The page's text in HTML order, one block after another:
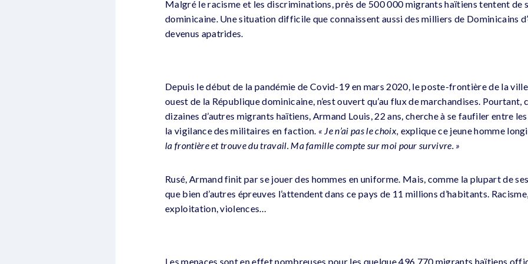
Malgré le racisme et les discriminations, près de 500 000 migrants haïtiens tentent de
dominicaine. Une situation difficile que connaissent aussi des milliers de Dominicains
devenus apatrides.
Depuis le début de la pandémie de Covid-19 en mars 2020, le poste-frontière de la
ouest de la République dominicaine, n’est ouvert qu’au flux de marchandises. Pourtant,
dizaines d’autres migrants haïtiens, Armand Louis, 22 ans, cherche à se faufiler entre
la vigilance des militaires en faction. « Je n’ai pas le choix, explique ce jeune homme
la frontière et trouve du travail. Ma famille compte sur moi pour survivre. »
Rusé, Armand finit par se jouer des hommes en uniforme. Mais, comme la plupart de
que bien d’autres épreuves l’attendent dans ce pays de 11 millions d’habitants.
exploitation, violences…
Les menaces sont en effet nombreuses pour les quelque 496 770 migrants haïtiens